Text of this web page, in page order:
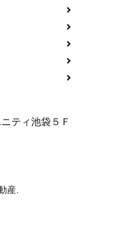
ティ池袋５Ｆ
産.